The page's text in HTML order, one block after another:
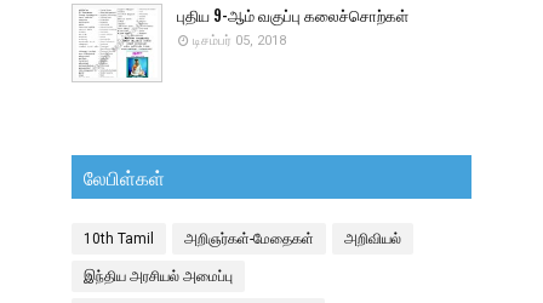
புதிய 9-ஆம் வகுப்பு கலைச்சொற்கள்
டிசம்பர் 05, 2018
லேபிள்கள்
10th Tamil அறிஞர்கள்-மேதைகள் அறிவியல்
இந்திய அரசியல் அமைப்பு